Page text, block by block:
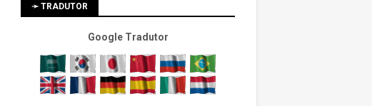
➛ TRADUTOR
Google Tradutor